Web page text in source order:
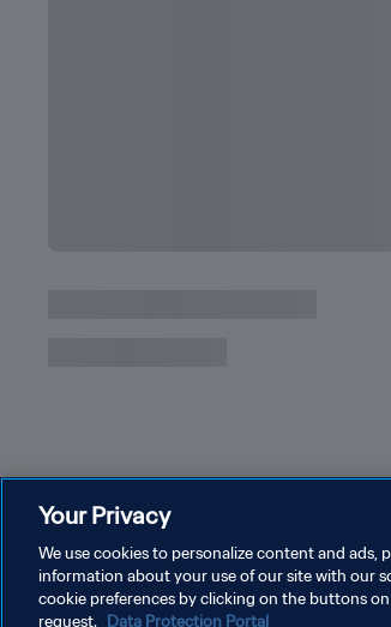
Your Privacy
We use cookies to personalize content and ads,
information about your use of our site with our
cookie preferences by clicking on the buttons
request. Data Protection Portal